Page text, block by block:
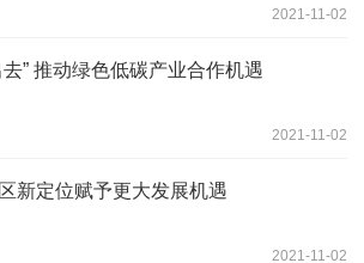
2021-11-02
” 推动绿色低碳产业合作机遇
2021-11-02
新定位赋予更大发展机遇
2021-11-02